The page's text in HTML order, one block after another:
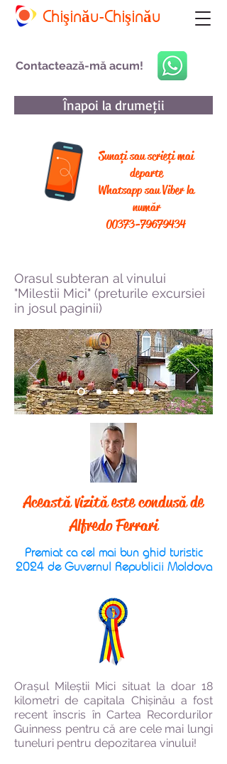
Chişinău-Chişinău
Contactează-mă acum!
Înapoi la drumeții
Sunați sau scrieți mai
departe
Whatsapp sau Viber la
număr
00373-79679434
Orasul subteran al vinului
"Milestii Mici" (preturile excursiei
in josul paginii)
Această vizită este condusă de
Alfredo Ferrari
Premiat ca cel mai bun ghid turistic
2024 de Guvernul Republicii Moldova
Orașul Mileștii Mici situat la doar 18
kilometri de capitala Chișinău a fost
recent înscris în Cartea Recordurilor
Guinness pentru că are cele mai lungi
tuneluri pentru depozitarea vinului!